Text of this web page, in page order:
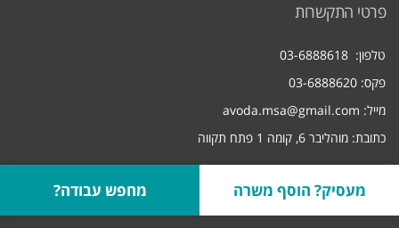
פרטי התקשרות
טלפון: 03-6888618
פקס: 03-6888620
מייל: avoda.msa@gmail.com
כתובת: מוהליבר 6, קומה 1 פתח תקווה
מעסיק? הוסף משרה מחפש עבודה?